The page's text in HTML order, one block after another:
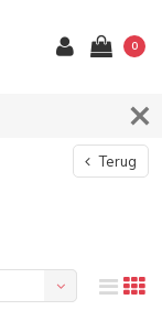
0
Terug